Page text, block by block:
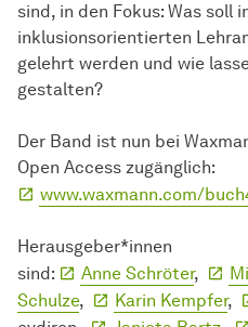
sind, in den Fokus: Was soll
inklusionsorientierten
gelehrt werden und wie
gestalten?
Der Band ist nun bei
Open Access zugänglich:
www.waxmann.com/
Herausgeber*innen
sind:
Anne Schröter,
Schulze, Karin Kempfer,